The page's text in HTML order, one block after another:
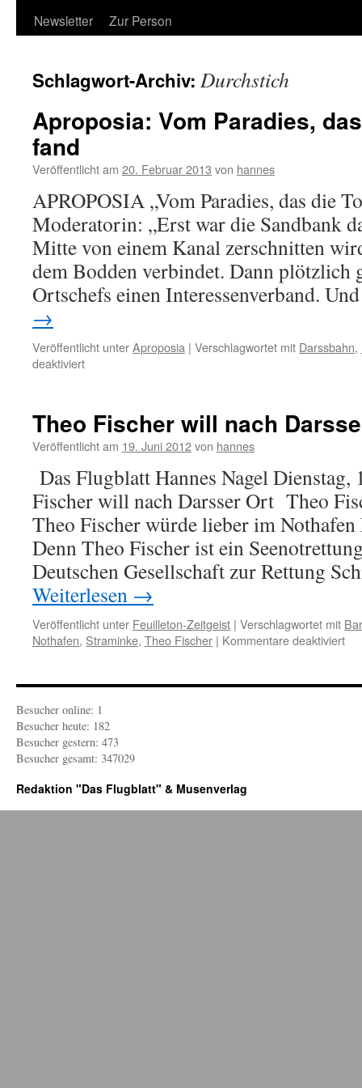
Newsletter
Zur Person
Schlagwort-Archiv: Durchstich
Aproposia: Vom Paradies,
fand
Veröffentlicht am 20. Februar 2013 von hannes
APROPOSIA „Vom Paradies, das die
Moderatorin: „Erst war die Sandbank
Mitte von einem Kanal zerschnitten
dem Bodden verbindet. Dann plötzlich
Ortschefs einen Interessenverband.
→
Veröffentlicht unterAproposia | Verschlagwortet mit Darssbahn,
deaktiviertfür
das
die
lästig
fand
Theo Fischer will nach
Veröffentlicht am 19. Juni 2012von hannes
Das Flugblatt Hannes Nagel Dienstag,
Fischer will nach Darsser Ort Theo
Theo Fischer würde lieber im
Denn Theo Fischer ist ein
Deutschen Gesellschaft zur Rettung
Weiterlesen →
Veröffentlicht unter Feuilleton-Zeitgeist | Verschlagwortet mit
Nothafen, Straminke, Theo Fischer | Kommentare deaktiviertfür
will
Besucher online: 1
Besucher heute: 182
Besucher gestern: 473
Besucher gesamt: 347029
Redaktion "Das Flugblatt" & Musenverlag